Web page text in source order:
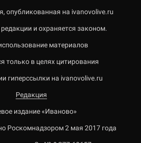
опубликованная на ivanovolive.ru
и охраняется законом.
материалов
только в целях цитирования
гиперссылки на ivanovolive.ru
Редакция
издание «Иваново»
Роскомнадзором 2 мая 2017 года